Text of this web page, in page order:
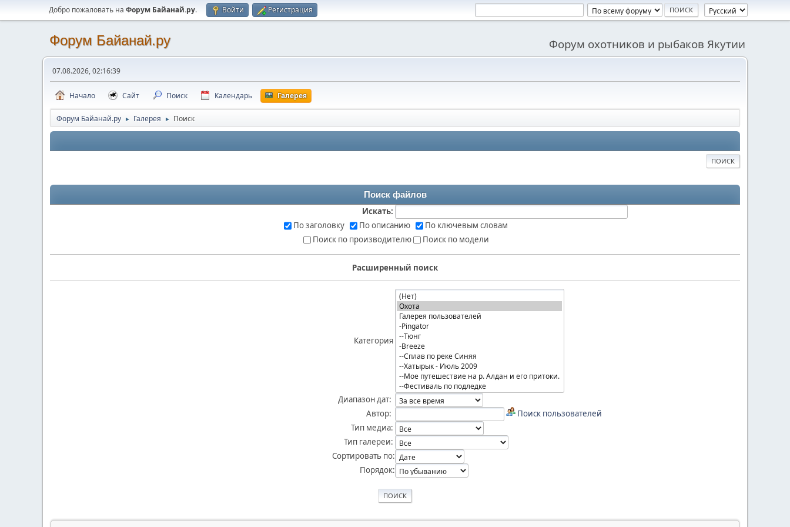
Добро пожаловать на Форум Байанай.ру. Войти Регистрация
Форум Байанай.ру Форум охотников и рыбаков Якутии
07.08.2026, 02:16:39
Начало Сайт Поиск Календарь Галерея
Форум Байанай.ру ► Галерея ► Поиск
ПОИСК
Поиск файлов
Искать:
По заголовку
По описанию
По ключевым словам
Поиск по производителю
Поиск по модели
Расширенный поиск
Категория
Диапазон дат:
Автор:
Поиск пользователей
Тип медиа:
Тип галереи:
Сортировать по:
Порядок: